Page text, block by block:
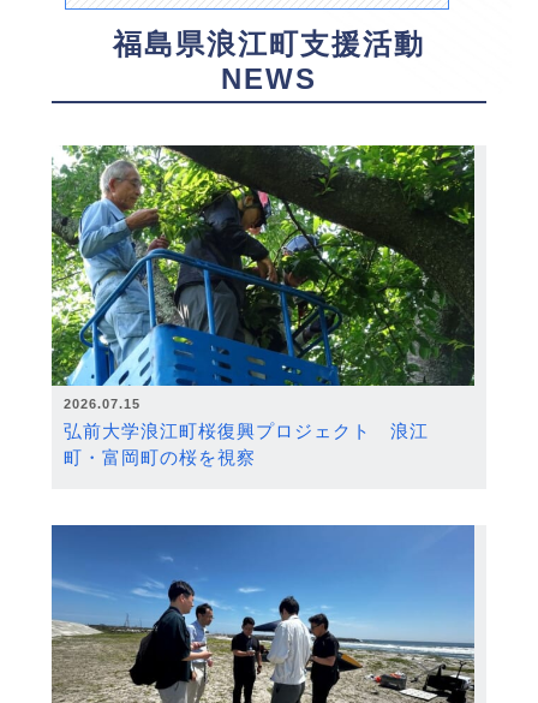
福島県浪江町支援活動
NEWS
2026.07.15
弘前大学浪江町桜復興プロジェクト 浪江
町・富岡町の桜を視察